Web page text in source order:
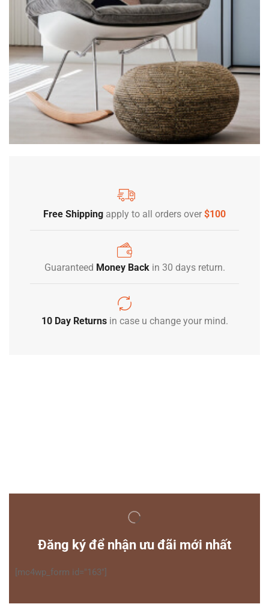
Free Shipping apply to all orders over $100
Guaranteed Money Backin 30 days return.
10 Day Returnsin case u change your mind.
Đăng ký để nhận ưu đãi mới nhất
[mc4wp_form id="163"]